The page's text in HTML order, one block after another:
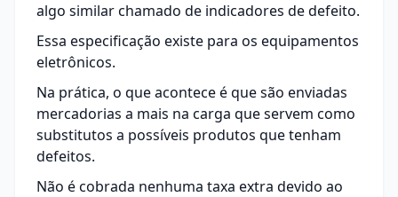
algo similar chamado de indicadores de defeito.
Essa especificação existe para os equipamentos
eletrônicos.
Na prática, o que acontece é que são enviadas
mercadorias a mais na carga que servem como
substitutos a possíveis produtos que tenham
defeitos.
Não é cobrada nenhuma taxa extra devido ao